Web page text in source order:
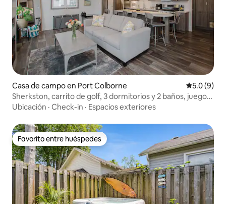
Casa de campo en Port Colborne
5.0 (9)
Sherkston, carrito de golf, 3 dormitorios y 2 baños, juegos,
fogata
Ubicación · Check-in · Espacios exteriores
Favorito entre huéspedes
Favorito entre huéspedes